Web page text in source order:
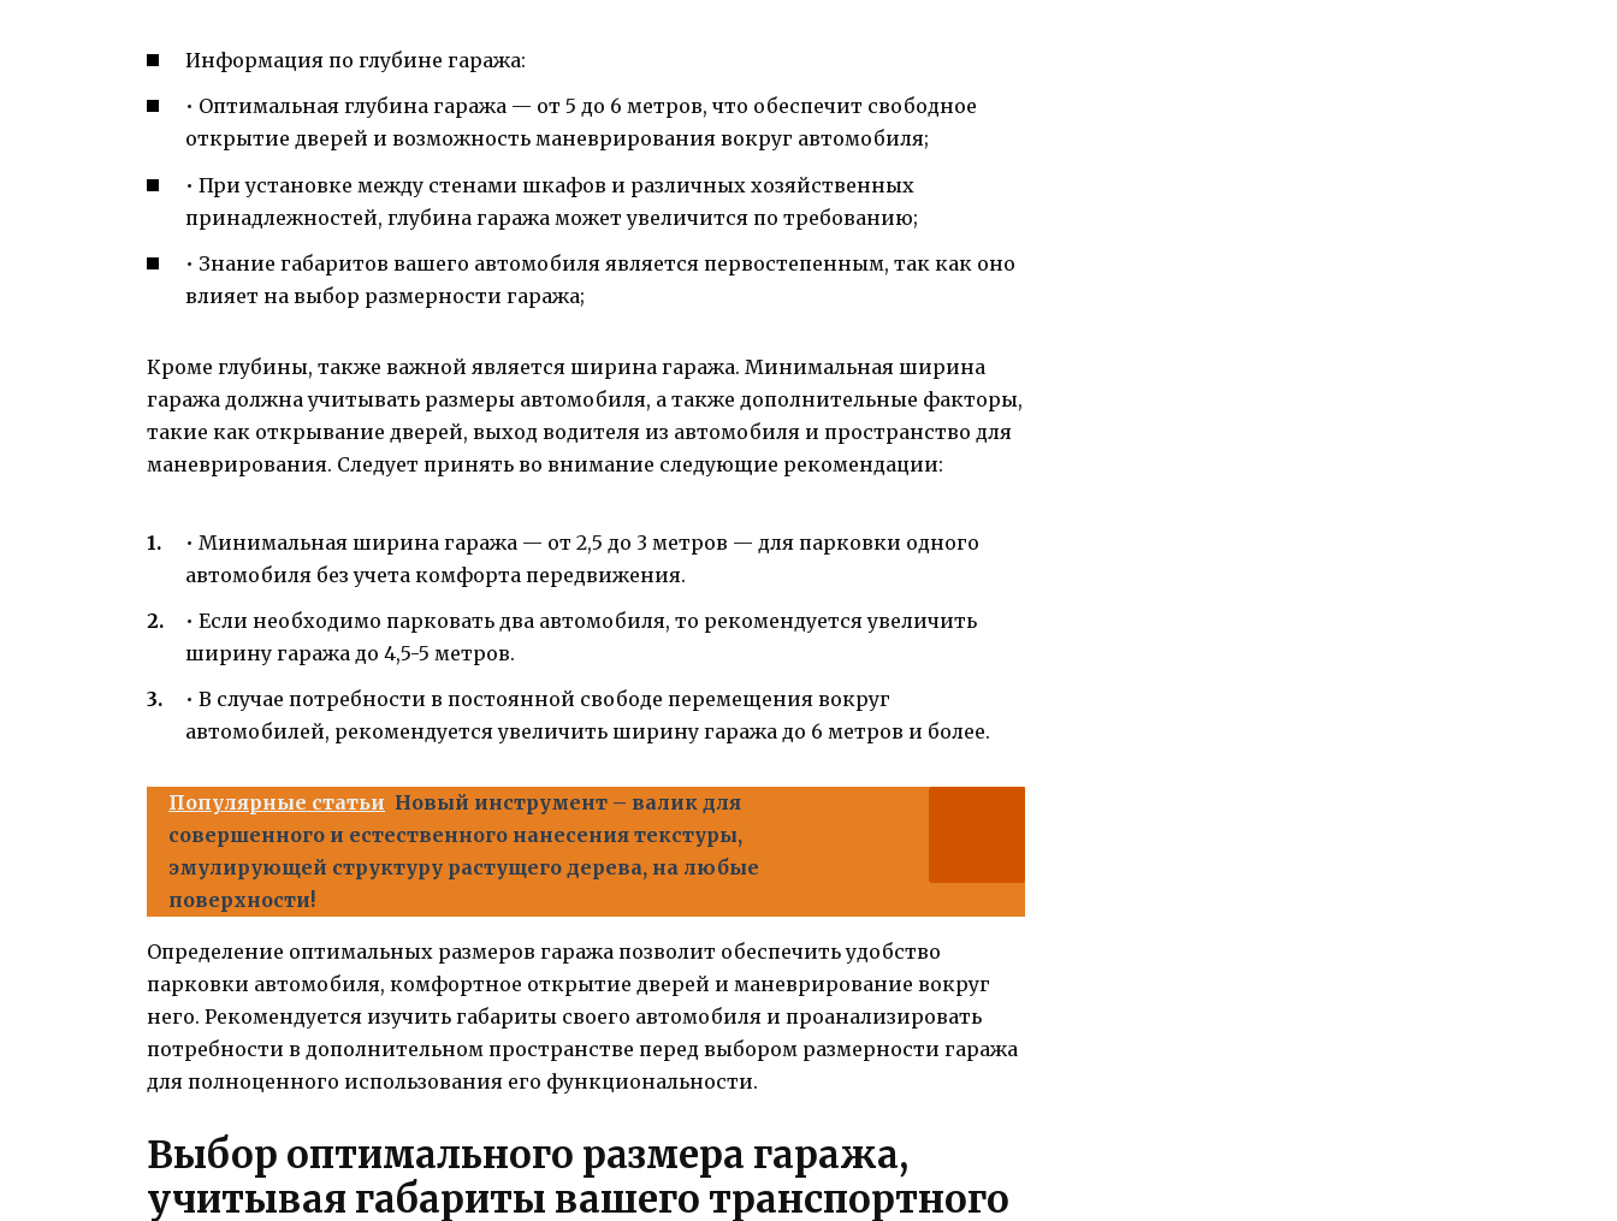
Информация по глубине гаража:
• Оптимальная глубина гаража — от 5 до 6 метров, что обеспечит свободное
открытие дверей и возможность маневрирования вокруг автомобиля;
• При установке между стенами шкафов и различных хозяйственных
принадлежностей, глубина гаража может увеличится по требованию;
• Знание габаритов вашего автомобиля является первостепенным, так как оно
влияет на выбор размерности гаража;
Кроме глубины, также важной является ширина гаража. Минимальная ширина
гаража должна учитывать размеры автомобиля, а также дополнительные факторы,
такие как открывание дверей, выход водителя из автомобиля и пространство для
маневрирования. Следует принять во внимание следующие рекомендации:
• Минимальная ширина гаража — от 2,5 до 3 метров — для парковки одного
автомобиля без учета комфорта передвижения.
• Если необходимо парковать два автомобиля, то рекомендуется увеличить
ширину гаража до 4,5-5 метров.
• В случае потребности в постоянной свободе перемещения вокруг
автомобилей, рекомендуется увеличить ширину гаража до 6 метров и более.
Популярные статьи Новый инструмент – валик для
совершенного и естественного нанесения текстуры,
эмулирующей структуру растущего дерева, на любые
поверхности!
Определение оптимальных размеров гаража позволит обеспечить удобство
парковки автомобиля, комфортное открытие дверей и маневрирование вокруг
него. Рекомендуется изучить габариты своего автомобиля и проанализировать
потребности в дополнительном пространстве перед выбором размерности гаража
для полноценного использования его функциональности.
Выбор оптимального размера гаража,
учитывая габариты вашего транспортного